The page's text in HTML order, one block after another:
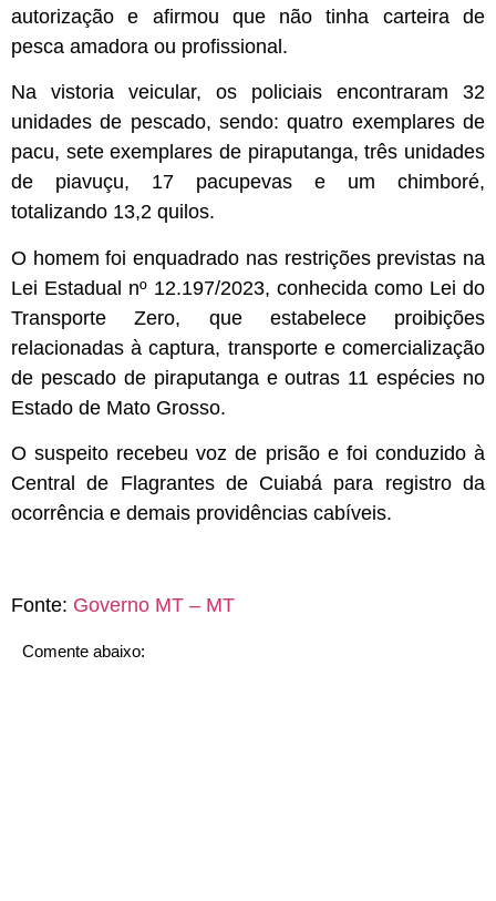
autorização e afirmou que não tinha carteira de
pesca amadora ou profissional.
Na vistoria veicular, os policiais encontraram 32
unidades de pescado, sendo: quatro exemplares de
pacu, sete exemplares de piraputanga, três unidades
de piavuçu, 17 pacupevas e um chimboré,
totalizando 13,2 quilos.
O homem foi enquadrado nas restrições previstas na
Lei Estadual nº 12.197/2023, conhecida como Lei do
Transporte Zero, que estabelece proibições
relacionadas à captura, transporte e comercialização
de pescado de piraputanga e outras 11 espécies no
Estado de Mato Grosso.
O suspeito recebeu voz de prisão e foi conduzido à
Central de Flagrantes de Cuiabá para registro da
ocorrência e demais providências cabíveis.
Fonte: Governo MT – MT
Comente abaixo: